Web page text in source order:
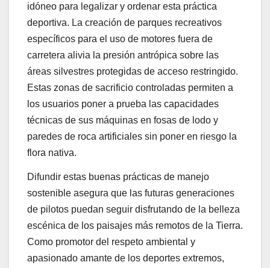
idóneo para legalizar y ordenar esta práctica
deportiva. La creación de parques recreativos
específicos para el uso de motores fuera de
carretera alivia la presión antrópica sobre las
áreas silvestres protegidas de acceso restringido.
Estas zonas de sacrificio controladas permiten a
los usuarios poner a prueba las capacidades
técnicas de sus máquinas en fosas de lodo y
paredes de roca artificiales sin poner en riesgo la
flora nativa.
Difundir estas buenas prácticas de manejo
sostenible asegura que las futuras generaciones
de pilotos puedan seguir disfrutando de la belleza
escénica de los paisajes más remotos de la Tierra.
Como promotor del respeto ambiental y
apasionado amante de los deportes extremos,